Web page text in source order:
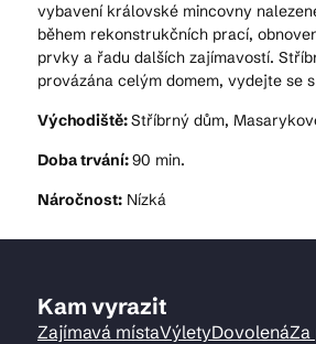
vybavení královské mincovny
během rekonstrukčních prací,
prvky a řadu dalších zajímavostí.
provázána celým domem, vydejte se
Východiště:Stříbrný dům,
Doba trvání:90 min.
Náročnost: Nízká
Kam vyrazit
Zajímavá místaVýletyDovolenáZa